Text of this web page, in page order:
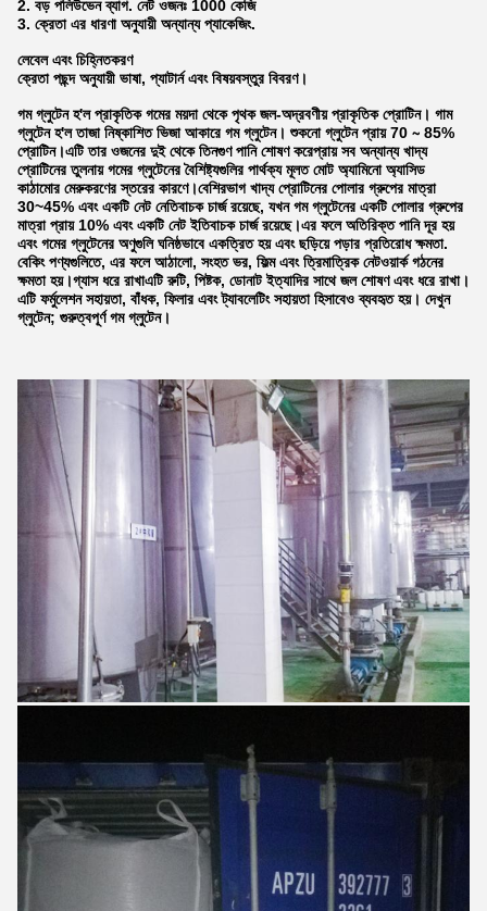
2. বড় পলিউভেন ব্যাগ. নেট ওজনঃ 1000 কেজি
3. ক্রেতা এর ধারণা অনুযায়ী অন্যান্য প্যাকেজিং.
লেবেল এবং চিহ্নিতকরণ
ক্রেতা পছন্দ অনুযায়ী ভাষা, প্যাটার্ন এবং বিষয়বস্তুর বিবরণ।
গম গ্লুটেন হ'ল প্রাকৃতিক গমের ময়দা থেকে পৃথক জল-অদ্রবণীয় প্রাকৃতিক প্রোটিন। গাম
গ্লুটেন হ'ল তাজা নিষ্কাশিত ভিজা আকারে গম গ্লুটেন। শুকনো গ্লুটেন প্রায় 70 ∼ 85%
প্রোটিন।এটি তার ওজনের দুই থেকে তিনগুণ পানি শোষণ করেপ্রায় সব অন্যান্য খাদ্য
প্রোটিনের তুলনায় গমের গ্লুটেনের বৈশিষ্ট্যগুলির পার্থক্য মূলত মোট অ্যামিনো অ্যাসিড
কাঠামোর মেরুকরণের স্তরের কারণে।বেশিরভাগ খাদ্য প্রোটিনের পোলার গ্রুপের মাত্রা
30~45% এবং একটি নেট নেতিবাচক চার্জ রয়েছে, যখন গম গ্লুটেনের একটি পোলার গ্রুপের
মাত্রা প্রায় 10% এবং একটি নেট ইতিবাচক চার্জ রয়েছে।এর ফলে অতিরিক্ত পানি দূর হয়
এবং গমের গ্লুটেনের অণুগুলি ঘনিষ্ঠভাবে একত্রিত হয় এবং ছড়িয়ে পড়ার প্রতিরোধ ক্ষমতা.
বেকিং পণ্যগুলিতে, এর ফলে আঠালো, সংহত ভর, ফিল্ম এবং ত্রিমাত্রিক নেটওয়ার্ক গঠনের
ক্ষমতা হয়।গ্যাস ধরে রাখাএটি রুটি, পিষ্টক, ডোনাট ইত্যাদির সাথে জল শোষণ এবং ধরে রাখা।
এটি ফর্মুলেশন সহায়তা, বাঁধক, ফিলার এবং ট্যাবলেটিং সহায়তা হিসাবেও ব্যবহৃত হয়। দেখুন
গ্লুটেন; গুরুত্বপূর্ণ গম গ্লুটেন।